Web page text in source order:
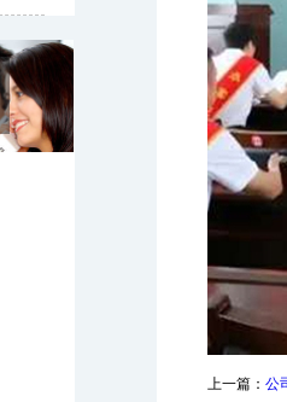
上一篇： 公